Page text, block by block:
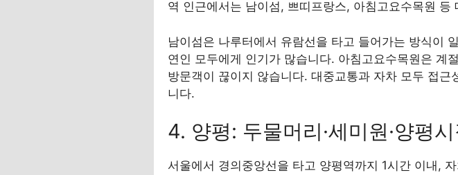
역 인근에서는 남이섬, 쁘띠프랑스, 아침고요수목원
남이섬은 나루터에서 유람선을 타고 들어가는 방식이
연인 모두에게 인기가 많습니다. 아침고요수목원은 계
방문객이 끊이지 않습니다. 대중교통과 자차 모두 접
니다.
4. 양평: 두물머리·세미원·양평
서울에서 경의중앙선을 타고 양평역까지 1시간 이내,